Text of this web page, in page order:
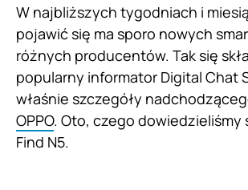
W najbliższych tygodniach i
pojawić się ma sporo nowych
różnych producentów. Tak się
popularny informator Digital Chat
właśnie szczegóły
OPPO. Oto, czego dowiedzieliśmy
Find N5.